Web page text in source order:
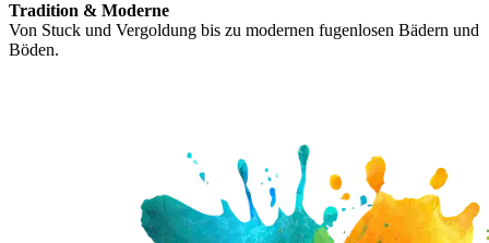
Tradition & Moderne
Von Stuck und Vergoldung bis zu modernen fugenlosen Bädern und
Böden.